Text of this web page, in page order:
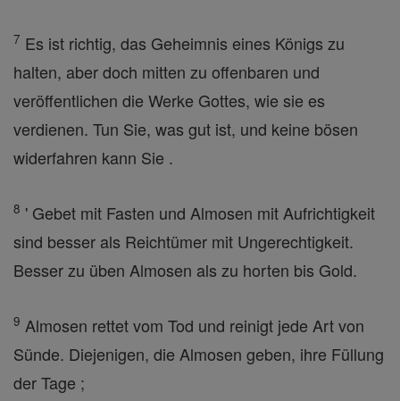
7 Es ist richtig, das Geheimnis eines Königs zu
halten, aber doch mitten zu offenbaren und
veröffentlichen die Werke Gottes, wie sie es
verdienen. Tun Sie, was gut ist, und keine bösen
widerfahren kann Sie .
8 ' Gebet mit Fasten und Almosen mit Aufrichtigkeit
sind besser als Reichtümer mit Ungerechtigkeit.
Besser zu üben Almosen als zu horten bis Gold.
9 Almosen rettet vom Tod und reinigt jede Art von
Sünde. Diejenigen, die Almosen geben, ihre Füllung
der Tage ;